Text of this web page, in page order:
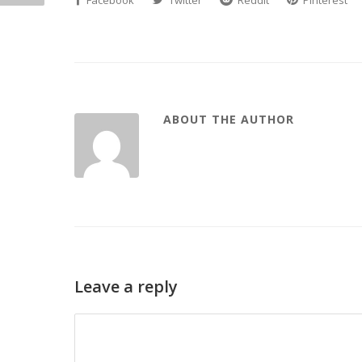
ABOUT THE AUTHOR
Leave a reply